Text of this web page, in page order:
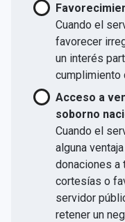
Cuando el
favorecer
un interés
cumplimiento
Acceso a
soborno
Cuando el
alguna
donaciones a
cortesías o
servidor
retener un